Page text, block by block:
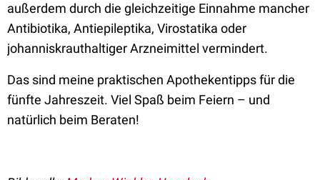
außerdem durch die gleichzeitige Einnahme mancher
Antibiotika, Antiepileptika, Virostatika oder
johanniskrauthaltiger Arzneimittel vermindert.
Das sind meine praktischen Apothekentipps für die
fünfte Jahreszeit. Viel Spaß beim Feiern – und
natürlich beim Beraten!